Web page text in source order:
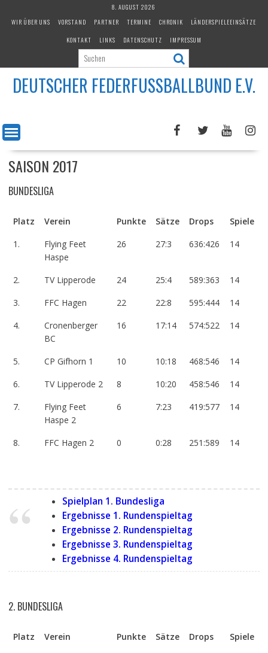
8. AUGUST 2026
WIR ÜBER UNS
VORSTAND PARTNER TERMINE CHRONIK
LÄNDERSPIELEEINSÄTZE
KONTAKT
LINKS DATENSCHUTZ IMPRESSUM
DEUTSCHER FEDERFUSSBALLBUND E.V.
SAISON 2017
BUNDESLIGA
Platz Verein Punkte Sätze Drops
Spiele
1.
Flying Feet
Haspe
26 27:3 636:426 14
2. TV Lipperode 24 25:4 589:363
14
3.
FFC Hagen 22 22:8 595:444
14
4.
Cronenberger
BC
16 17:14 574:522 14
5. CP Gifhorn 1 10 10:18 468:546
14
6.
TV Lipperode 2 8 10:20 458:546
14
7.
Flying Feet
Haspe 2
6 7:23 419:577 14
8. FFC Hagen 2 0 0:28 251:589 14
Spielplan 1. Bundesliga
Ergebnisse 1. Rundenspieltag
Ergebnisse 2. Rundenspieltag
Ergebnisse 3. Rundenspieltag
Ergebnisse 4. Rundenspieltag
2. BUNDESLIGA
Platz Verein Punkte Sätze Drops
Spiele